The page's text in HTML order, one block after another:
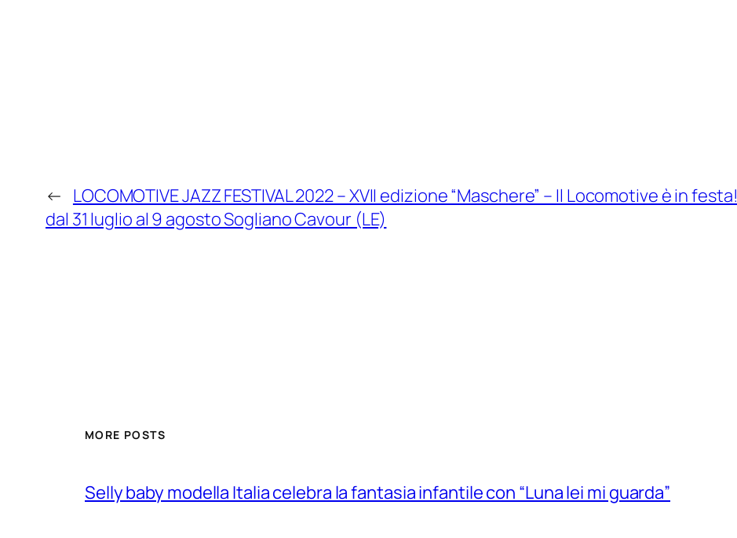
← LOCOMOTIVE JAZZ FESTIVAL 2022 – XVII edizione “Maschere” – Il Locomotive è in festa!
dal 31 luglio al 9 agosto Sogliano Cavour (LE)
MORE POSTS
Selly baby modella Italia celebra la fantasia infantile con “Luna lei mi guarda”